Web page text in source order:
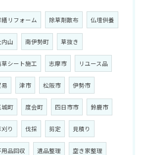
繕リフォーム 除草剤散布 仏壇供養
内山 南伊勢町 草抜き
草シート施工 志摩市 リユース品
易 津市 松阪市 伊勢市
城町 度会町 四日市市 鈴鹿市
り 伐採 剪定 見積り
用品回収 遺品整理 空き家整理